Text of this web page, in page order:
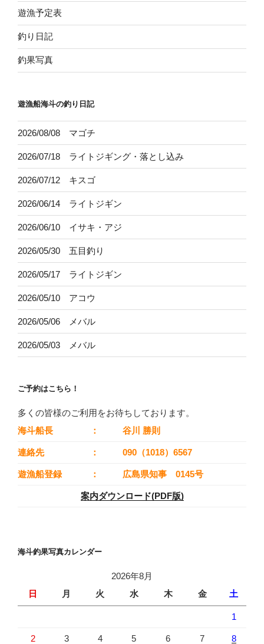
遊漁予定表
釣り日記
釣果写真
遊漁船海斗の釣り日記
2026/08/08 マゴチ
2026/07/18 ライトジギング・落とし込み
2026/07/12 キスゴ
2026/06/14 ライトジギン
2026/06/10 イサキ・アジ
2026/05/30 五目釣り
2026/05/17 ライトジギン
2026/05/10 アコウ
2026/05/06 メバル
2026/05/03 メバル
ご予約はこちら！
多くの皆様のご利用をお待ちしております。
海斗船長
： 谷川 勝則
連絡先 ： 090（1018）6567
遊漁船登録 ： 広島県知事 0145号
案内ダウンロード(PDF版)
海斗釣果写真カレンダー
2026年8月
日
月 火 水 木 金 土
1
2 3 4 5 6 7 8